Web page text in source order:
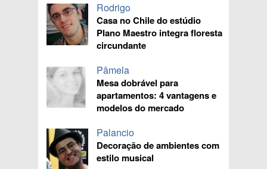
Rodrigo
Casa no Chile do estúdio
Plano Maestro integra floresta
circundante
Pâmela
Mesa dobrável para
apartamentos: 4 vantagens e
modelos do mercado
Palancio
Decoração de ambientes com
estilo musical